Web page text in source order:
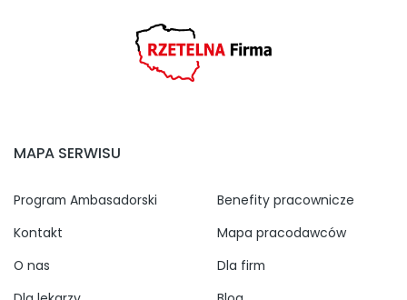
MAPA SERWISU
Program Ambasadorski
Kontakt
O nas
Benefity pracownicze
Mapa pracodawców
Dla firm